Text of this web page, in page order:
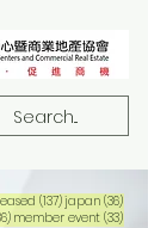
(137)137 篇文章
japan (36)36 篇
36 篇文章
member event (33)33 篇